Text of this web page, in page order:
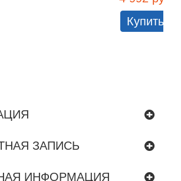
Купить
ЗАПИСЬ
ИНФОРМАЦИЯ